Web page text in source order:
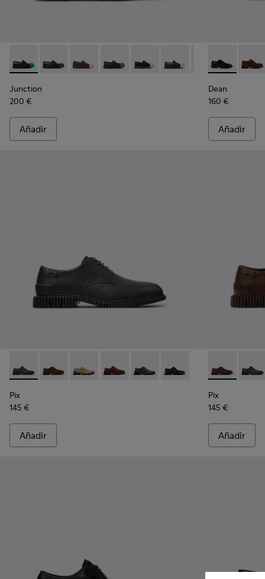
Junction - K100956-014 - Mocasines de piel negros para
Junction - K100956-012 - Mocasines de piel negros
Junction - K100956-010 - Mocasines
Junction - K100956-009
Junction - K100956-005
Junction - K100956-004
Junction -Junction
Junction
200 €
Añadir
Dean -
Dean
160 €
Añadir
Pix - K101076-008 - Zapatos de piel grises para hombre.
Pix - K101076-010 - Zapatos de piel marrones para
Pix - K101076-006
Pix - K101076-005 - Zapatos de ante
Pix - K101076-003
Pix - K101076-001 -
Pix
145 €
Añadir
Pix - Pix -
Pix
145 €
Añadir